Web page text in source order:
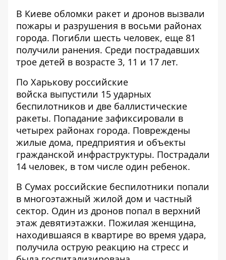
В Киеве обломки ракет и дронов вызвали
пожары и разрушения в восьми районах
города. Погибли шесть человек, еще 81
получили ранения. Среди пострадавших
трое детей в возрасте 3, 11 и 17 лет.
По Харькову российские
войска выпустили 15 ударных
беспилотников и две баллистические
ракеты. Попадание зафиксировали в
четырех районах города. Повреждены
жилые дома, предприятия и объекты
гражданской инфраструктуры. Пострадали
14 человек, в том числе один ребенок.
В Сумах российские беспилотники попали
в многоэтажный жилой дом и частный
сектор. Один из дронов попал в верхний
этаж девятиэтажки. Пожилая женщина,
находившаяся в квартире во время удара,
получила острую реакцию на стресс и